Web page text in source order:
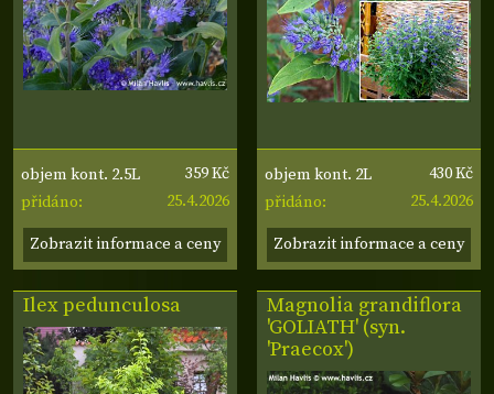
objem kont. 2.5L
359 Kč
přidáno:
25.4.2026
Zobrazit informace a ceny
objem kont. 2L
430 Kč
přidáno:
25.4.2026
Zobrazit informace a ceny
Ilex pedunculosa
Magnolia grandiflora
'GOLIATH' (syn.
'Praecox')